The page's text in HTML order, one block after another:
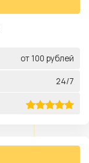
от 100 рублей
24/7